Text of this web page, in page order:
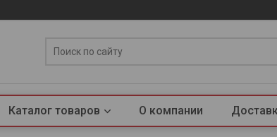
Каталог товаров О компании